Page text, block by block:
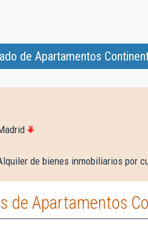
de Apartamentos
de bienes inmobiliarios por
de Apartamentos